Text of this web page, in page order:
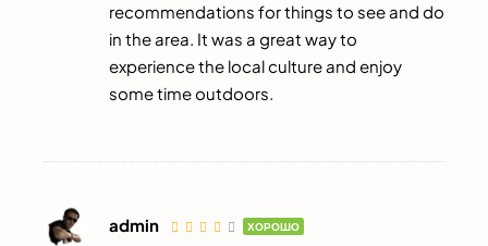
recommendations for things to see and do
in the area. It was a great way to
experience the local culture and enjoy
some time outdoors.
admin ХОРОШО